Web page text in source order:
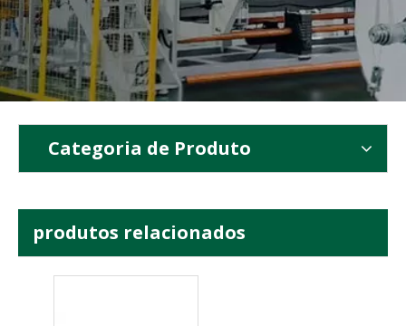
Categoria de Produto
produtos relacionados